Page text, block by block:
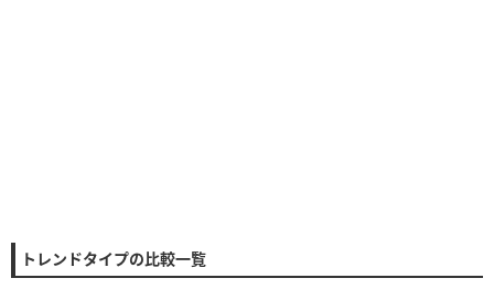
トレンドタイプの比較一覧